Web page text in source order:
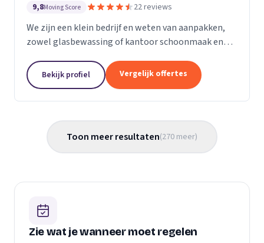
9,8Moving Score 22 reviews
We zijn een klein bedrijf en weten van aanpakken,
zowel glasbewassing of kantoor schoonmaak en
bedrijven waar schoon gemaakt moet worden is
voor ons...
Bekijk profiel Vergelijk offertes
Toon meer resultaten(270 meer)
Zie wat je wanneer moet regelen